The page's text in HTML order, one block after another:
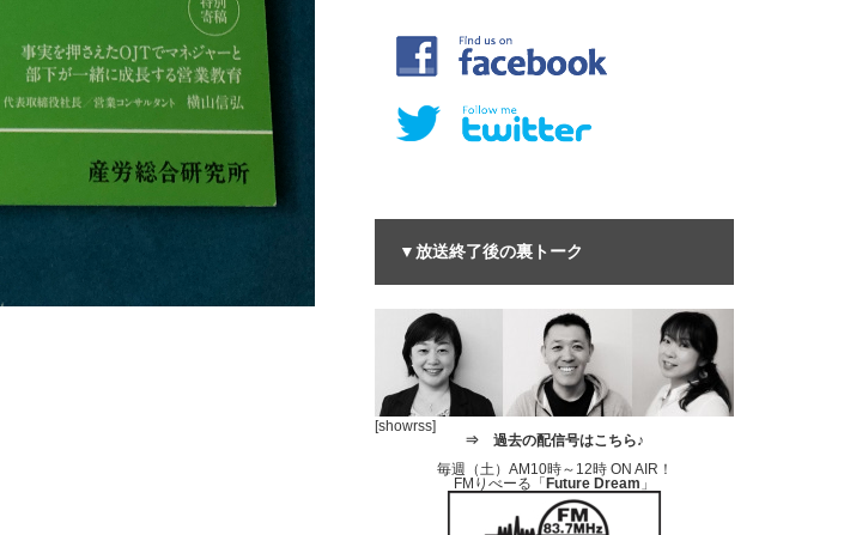
▼放送終了後の裏トーク
[showrss]
⇒ 過去の配信号はこちら♪
毎週（土）AM10時～12時 ON AIR！
FMりべーる「Future Dream 」